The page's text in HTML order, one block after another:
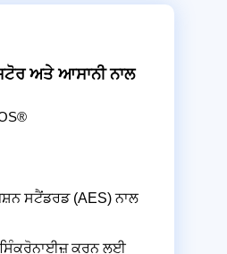
ਅਤੇ ਆਸਾਨੀ ਨਾਲ
ਸਟੈਂਡਰਡ (AES) ਨਾਲ
ਸਿੰਕ੍ਰੋਨਾਈਜ਼ ਕਰਨ ਲਈ